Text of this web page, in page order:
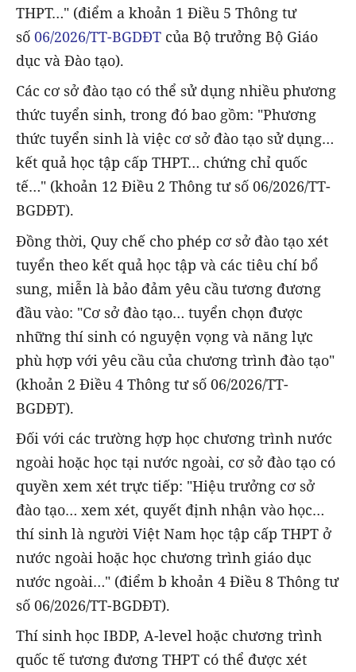
THPT…" (điểm a khoản 1 Điều 5 Thông tư
số 06/2026/TT-BGDĐT của Bộ trưởng Bộ Giáo
dục và Đào tạo).
Các cơ sở đào tạo có thể sử dụng nhiều phương
thức tuyển sinh, trong đó bao gồm: "Phương
thức tuyển sinh là việc cơ sở đào tạo sử dụng…
kết quả học tập cấp THPT… chứng chỉ quốc
tế…" (khoản 12 Điều 2 Thông tư số 06/2026/TT-
BGDĐT).
Đồng thời, Quy chế cho phép cơ sở đào tạo xét
tuyển theo kết quả học tập và các tiêu chí bổ
sung, miễn là bảo đảm yêu cầu tương đương
đầu vào: "Cơ sở đào tạo… tuyển chọn được
những thí sinh có nguyện vọng và năng lực
phù hợp với yêu cầu của chương trình đào tạo"
(khoản 2 Điều 4 Thông tư số 06/2026/TT-
BGDĐT).
Đối với các trường hợp học chương trình nước
ngoài hoặc học tại nước ngoài, cơ sở đào tạo có
quyền xem xét trực tiếp: "Hiệu trưởng cơ sở
đào tạo… xem xét, quyết định nhận vào học…
thí sinh là người Việt Nam học tập cấp THPT ở
nước ngoài hoặc học chương trình giáo dục
nước ngoài…" (điểm b khoản 4 Điều 8 Thông tư
số 06/2026/TT-BGDĐT).
Thí sinh học IBDP, A-level hoặc chương trình
quốc tế tương đương THPT có thể được xét